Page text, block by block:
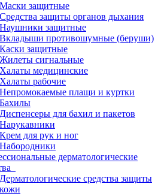
Маски защитные
Средства защиты органов дыхания
Наушники защитные
Вкладыши противошумные (беруши)
Каски защитные
Жилеты сигнальные
Халаты медицинские
Халаты рабочие
Непромокаемые плащи и куртки
Бахилы
Диспенсеры для бахил и пакетов
Нарукавники
Крем для рук и ног
Набородники
дерматологические
Дерматологические средства защиты
кожи